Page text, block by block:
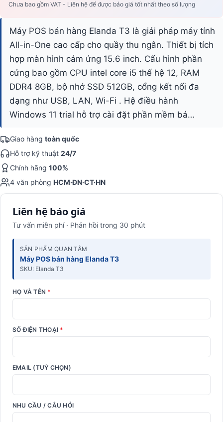
Chưa bao gồm VAT - Liên hệ để được báo giá tốt nhất theo số lượng
Máy POS bán hàng Elanda T3 là giải pháp máy tính
All-in-One cao cấp cho quầy thu ngân. Thiết bị tích
hợp màn hình cảm ứng 15.6 inch. Cấu hình phần
cứng bao gồm CPU intel core i5 thế hệ 12, RAM
DDR4 8GB, bộ nhớ SSD 512GB, cổng kết nối đa
dạng như USB, LAN, Wi-Fi . Hệ điều hành
Windows 11 trial hỗ trợ cài đặt phần mềm bá…
Giao hàng toàn quốc
Hỗ trợ kỹ thuật 24/7
Chính hãng 100%
4 văn phòng HCM·ĐN·CT·HN
Liên hệ báo giá
Tư vấn miễn phí · Phản hồi trong 30 phút
SẢN PHẨM QUAN TÂM
Máy POS bán hàng Elanda T3
SKU: Elanda T3
HỌ VÀ TÊN *
SỐ ĐIỆN THOẠI *
EMAIL (TUỲ CHỌN)
NHU CẦU / CÂU HỎI